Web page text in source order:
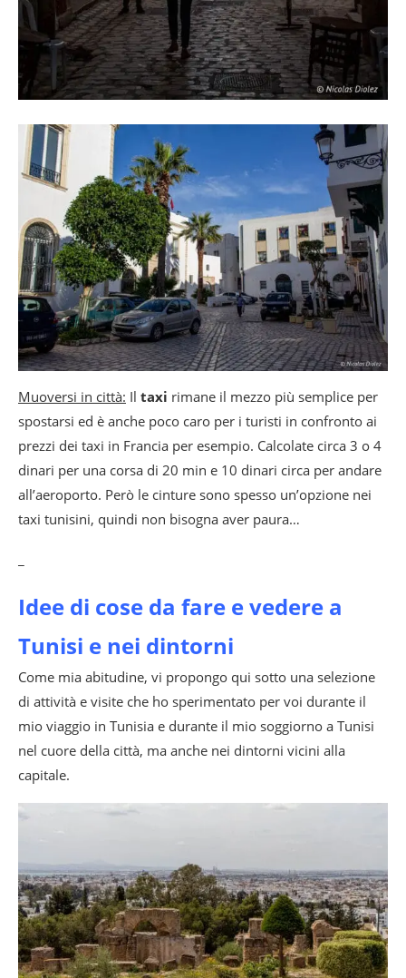
Muoversi in città: Il taxi rimane il mezzo più semplice per
spostarsi ed è anche poco caro per i turisti in confronto ai
prezzi dei taxi in Francia per esempio. Calcolate circa 3 o 4
dinari per una corsa di 20 min e 10 dinari circa per andare
all’aeroporto. Però le cinture sono spesso un’opzione nei
taxi tunisini, quindi non bisogna aver paura…
Idee di cose da fare e vedere a
Tunisi e nei dintorni
Come mia abitudine, vi propongo qui sotto una selezione
di attività e visite che ho sperimentato per voi durante il
mio viaggio in Tunisia e durante il mio soggiorno a Tunisi
nel cuore della città, ma anche nei dintorni vicini alla
capitale.